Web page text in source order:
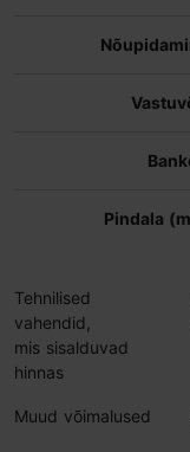
Tehnilised
vahendid,
mis sisalduvad
hinnas
Muud võimalused